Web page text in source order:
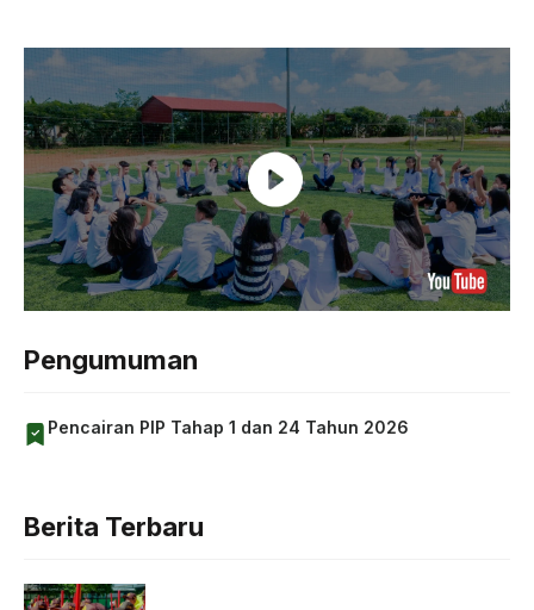
Pengumuman
Pencairan PIP Tahap 1 dan 24 Tahun 2026
Berita Terbaru